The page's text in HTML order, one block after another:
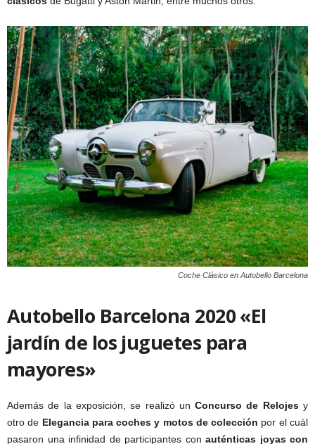
Coche Clásico en Autobello Barcelona
Autobello Barcelona 2020 «El
jardín de los juguetes para
mayores»
Además de la exposición, se realizó unConcurso de Relojesy
otro de Elegancia para coches y motos de colección por el cuál
pasaron una infinidad de participantes con auténticas joyas con